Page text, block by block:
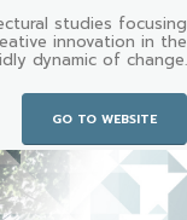
studies focusing
innovation in the
dynamic of change.
GO TO WEBSITE